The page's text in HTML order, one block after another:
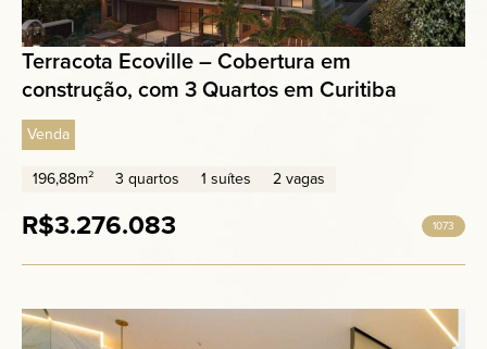
Terracota Ecoville – Cobertura em
construção, com 3 Quartos em Curitiba
Venda
196,88m²
3 quartos 1 suítes 2 vagas
R$3.276.083 1073